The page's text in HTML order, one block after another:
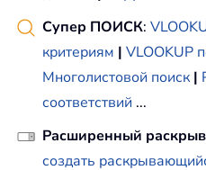
Супер ПОИСК:
критериям | VLOOKUP
Многолистовой поиск |
соответствий ...
Расширенный
создать